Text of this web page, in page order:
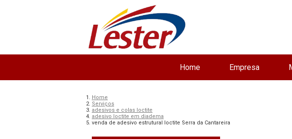
Home Empresa
Home
Serviços
adesivos e colas loctite
adesivo loctite em diadema
venda de adesivo estrutural loctite Serra da Cantareira